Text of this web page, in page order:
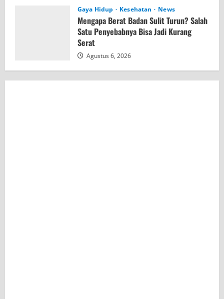
Gaya Hidup Kesehatan News
Mengapa Berat Badan Sulit Turun? Salah
Satu Penyebabnya Bisa Jadi Kurang
Serat
Agustus 6, 2026